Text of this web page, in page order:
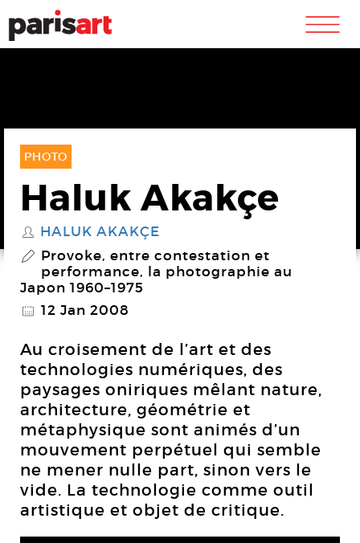
m
PHOTO
Haluk Akakçe
S HALUK AKAKÇE
P Provoke, entre contestation et
performance, la photographie au
Japon 1960–1975
@ 12 Jan 2008
Au croisement de l’art et des
technologies numériques, des
paysages oniriques mêlant nature,
architecture, géométrie et
métaphysique sont animés d’un
mouvement perpétuel qui semble
ne mener nulle part, sinon vers le
vide. La technologie comme outil
artistique et objet de critique.